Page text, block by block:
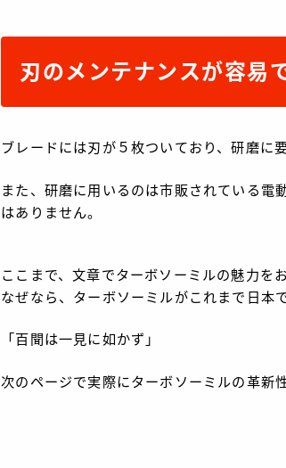
刃のメンテナンスが容易
ブレードには刃が５枚ついており、研磨に
また、研磨に用いるのは市販されている電
はありません。
ここまで、文章でターボソーミルの魅力を
なぜなら、ターボソーミルがこれまで日本
「百聞は一見に如かず」
次のページで実際にターボソーミルの革新